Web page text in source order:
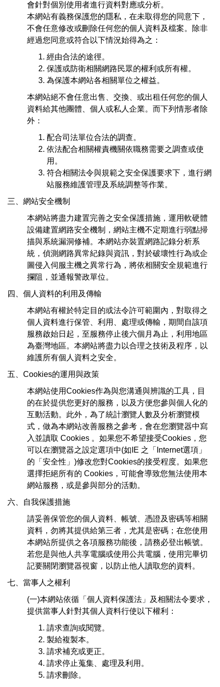
會針對個別使用者進行資料對應或分析。
本網站有義務保護您的隱私，在未取得您的同意下，
不會任意修改或刪除任何您的個人資料及檔案。除非
經過您同意或符合以下情況始得為之：
經由合法的途徑。
保護或防衛相關網路民眾的權利或所有權。
為保護本網站各相關單位之權益。
本網站絕不會任意出售、交換、或出租任何您的個人
資料給其他團體、個人或私人企業。而下列情形者除
外：
配合司法單位合法的調查。
依法配合相關權責機關依職務需要之調查或使
用。
符合相關法令與規範之安全保護要求下，進行網
站服務維護管理及系統調整等作業。
三、網站安全機制
本網站將盡力建置完善之安全保護措施，運用軟硬體
設備建置網路安全機制，網站主機不定期進行弱點掃
描與系統漏洞修補。本網站亦裝置網路記錄分析系
統，偵測網路異常紀錄與資訊，對於破壞性行為或企
圖侵入伺服主機之異常行為，將依相關安全規範進行
攔阻，並通報警政單位。
四、個人資料的利用及傳輸
本網站有權於特定目的或法令許可範圍內，對取得之
個人資料進行保管、利用、處理或傳輸，期間自該項
服務啟始日起，至服務停止後六個月為止，利用地區
為臺灣地區。本網站將盡力以合理之技術及程序，以
維護所有個人資料之安全。
五、Cookies的運用與政策
本網站使用Cookies作為與您溝通與辨識的工具，目
的在於提供您更好的服務，以及方便您參與個人化的
互動活動。此外，為了統計瀏覽人數及分析瀏覽模
式，做為本網站改善服務之參考，會在您瀏覽器中寫
入並讀取 Cookies 。如果您不希望接受Cookies，您
可以在瀏覽器之設定選項中(如IE 之「Internet選項」
的「安全性」)修改您對Cookies的接受程度。如果您
選擇拒絕所有的 Cookies，可能會導致您無法使用本
網站服務，或是參與部分的活動。
六、自我保護措施
請妥善保管您的個人資料、帳號、憑證及密碼等相關
資料，勿將其提供給第三者，尤其是密碼；在您使用
本網站所提供之各項服務功能後，請務必登出帳號。
若您是與他人共享電腦或使用公共電腦，使用完畢切
記要關閉瀏覽器視窗，以防止他人讀取您的資料。
七、當事人之權利
(一)本網站依循「個人資料保護法」及相關法令要求，
提供當事人針對其個人資料行使以下權利：
請求查詢或閱覽。
製給複製本。
請求補充或更正。
請求停止蒐集、處理及利用。
請求刪除。